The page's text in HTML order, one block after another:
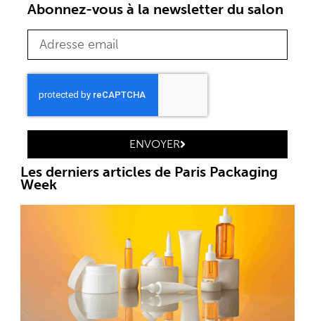
Abonnez-vous à la newsletter du salon
ENVOYER
Les derniers articles de Paris Packaging
Week